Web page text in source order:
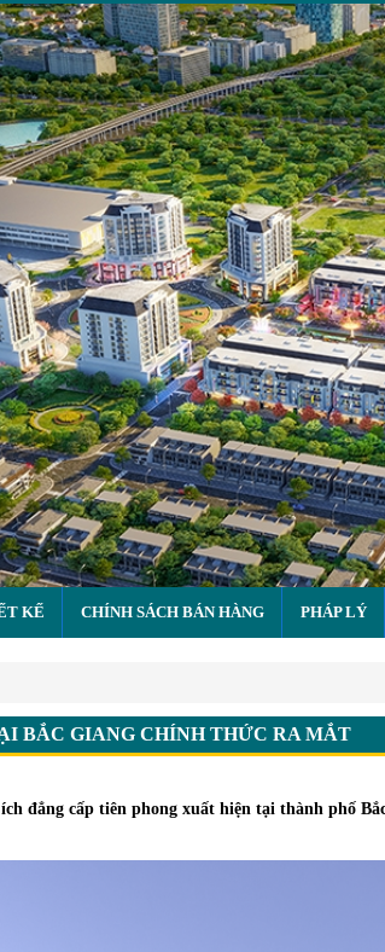
KẾ CHÍNH SÁCH BÁN HÀNG PHÁP LÝ
Bắc Giang chính thức ra mắt
BẮC GIANG CHÍNH THỨC RA MẮT
đẳng cấp tiên phong xuất hiện tại thành phố